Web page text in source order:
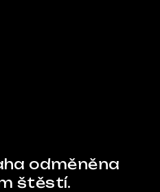
odměněna
štěstí.